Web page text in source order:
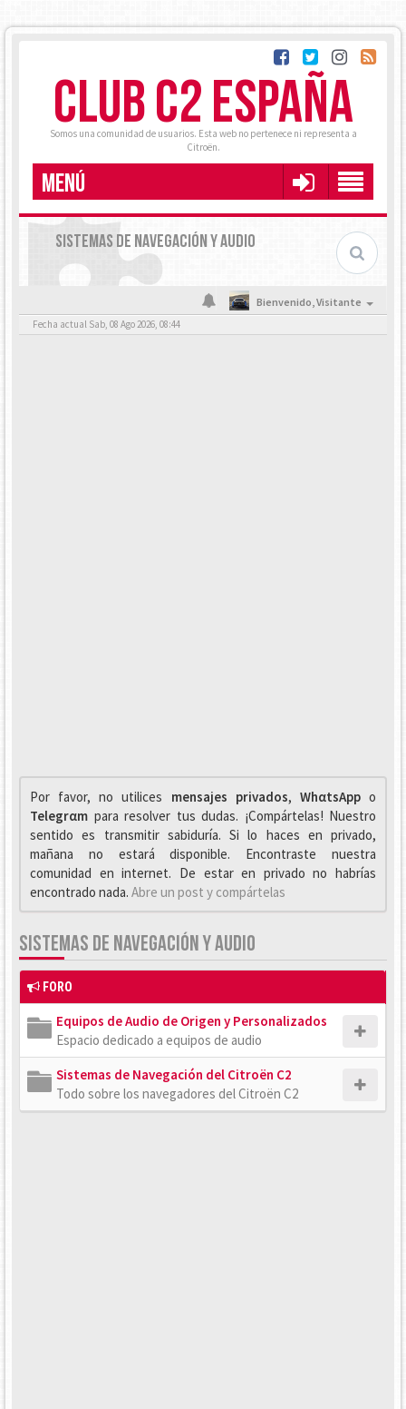
CLUB C2 ESPAÑA
Somos una comunidad de usuarios. Esta web no pertenece ni representa a
Citroën.
MENÚ
SISTEMAS DE NAVEGACIÓN Y AUDIO
Bienvenido,Visitante
Fecha actual Sab, 08 Ago 2026, 08:44
Por favor, no utilices mensajes privados, WhαtsAppo
Telegrαm para resolver tus dudas. ¡Compártelas! Nuestro
sentido es transmitir sabiduría. Si lo haces en privado,
mañana no estará disponible. Encontraste nuestra
comunidad en internet. De estar en privado no habrías
encontrado nada. Abre un post y compártelas
SISTEMAS DE NAVEGACIÓN Y AUDIO
FORO
Equipos de Audio de Origen y Personalizados
Espacio dedicado a equipos de audio
Sistemas de Navegación del Citroën C2
Todo sobre los navegadores del Citroën C2